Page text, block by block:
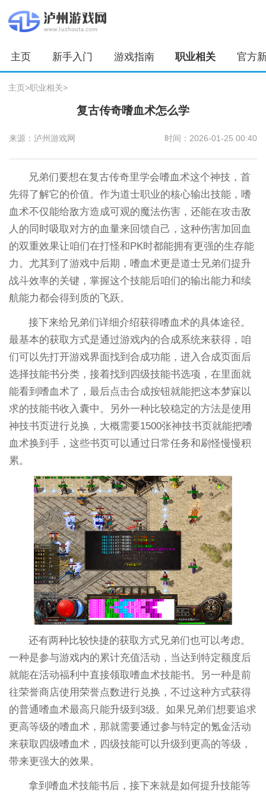
主页 新手入门 游戏指南 职业相关 官方
主页>职业相关>
复古传奇嗜血术怎么学
来源：泸州游戏网 时间：2026-01-25 00:40
兄弟们要想在复古传奇里学会嗜血术这个神技，首
先得了解它的价值。作为道士职业的核心输出技能，嗜
血术不仅能给敌方造成可观的魔法伤害，还能在攻击敌
人的同时吸取对方的血量来回馈自己，这种伤害加回血
的双重效果让咱们在打怪和PK时都能拥有更强的生存能
力。尤其到了游戏中后期，嗜血术更是道士兄弟们提升
战斗效率的关键，掌握这个技能后咱们的输出能力和续
航能力都会得到质的飞跃。
接下来给兄弟们详细介绍获得嗜血术的具体途径。
最基本的获取方式是通过游戏内的合成系统来获得，咱
们可以先打开游戏界面找到合成功能，进入合成页面后
选择技能书分类，接着找到四级技能书选项，在里面就
能看到嗜血术了，最后点击合成按钮就能把这本梦寐以
求的技能书收入囊中。另外一种比较稳定的方法是使用
神技书页进行兑换，大概需要1500张神技书页就能把嗜
血术换到手，这些书页可以通过日常任务和刷怪慢慢积
累。
还有两种比较快捷的获取方式兄弟们也可以考虑。
一种是参与游戏内的累计充值活动，当达到特定额度后
就能在活动福利中直接领取嗜血术技能书。另一种是前
往荣誉商店使用荣誉点数进行兑换，不过这种方式获得
的普通嗜血术最高只能升级到3级。如果兄弟们想要追求
更高等级的嗜血术，那就需要通过参与特定的氪金活动
来获取四级嗜血术，四级技能可以升级到更高的等级，
带来更强大的效果。
拿到嗜血术技能书后，接下来就是如何提升技能等